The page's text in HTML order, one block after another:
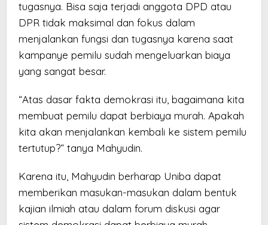
tugasnya. Bisa saja terjadi anggota DPD atau
DPR tidak maksimal dan fokus dalam
menjalankan fungsi dan tugasnya karena saat
kampanye pemilu sudah mengeluarkan biaya
yang sangat besar.
“Atas dasar fakta demokrasi itu, bagaimana kita
membuat pemilu dapat berbiaya murah. Apakah
kita akan menjalankan kembali ke sistem pemilu
tertutup?” tanya Mahyudin.
Karena itu, Mahyudin berharap Uniba dapat
memberikan masukan-masukan dalam bentuk
kajian ilmiah atau dalam forum diskusi agar